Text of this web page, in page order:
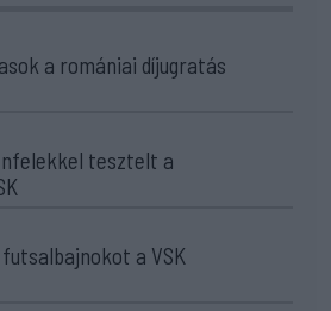
a romániai díjugratás
tesztelt a
a VSK